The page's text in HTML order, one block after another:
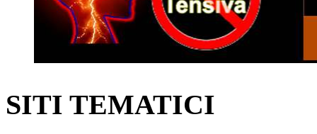
SITI TEMATICI